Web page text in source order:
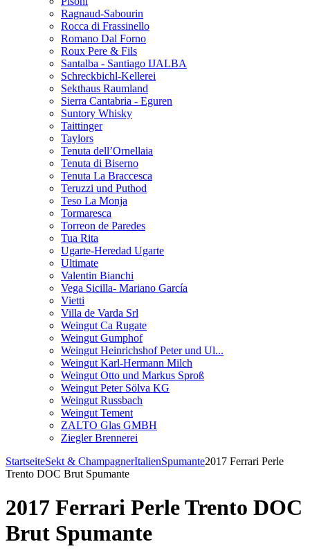
Ragnaud-Sabourin
Rocca di Frassinello
Romano Dal Forno
Roux Pere & Fils
Santalba - Santiago IJALBA
Schreckbichl-Kellerei
Sekthaus Raumland
Sierra Cantabria - Eguren
Suntory Whisky
Taittinger
Taylors
Tenuta dell’Ornellaia
Tenuta di Biserno
Tenuta La Braccesca
Teruzzi und Puthod
Teso La Monja
Tormaresca
Torreon de Paredes
Tua Rita
Ugarte-Heredad Ugarte
Ultimate
Valentin Bianchi
Vega Sicilla- Mariano García
Vietti
Villa de Varda Srl
Weingut Ca Rugate
Weingut Gumphof
Weingut Heinrichshof Peter und Ul...
Weingut Karl-Hermann Milch
Weingut Otto und Markus Sproß
Weingut Peter Sölva KG
Weingut Russbach
Weingut Tement
ZALTO Glas GMBH
Ziegler Brennerei
StartseiteSekt & ChampagnerItalienSpumante2017 Ferrari Perle
Trento DOC Brut Spumante
2017 Ferrari Perle Trento DOC
Brut Spumante